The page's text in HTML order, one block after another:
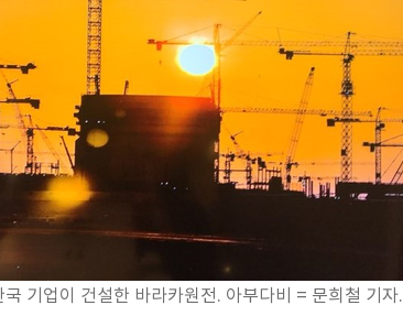
기업이 건설한 바라카원전. 아부다비 = 문희철 기자.